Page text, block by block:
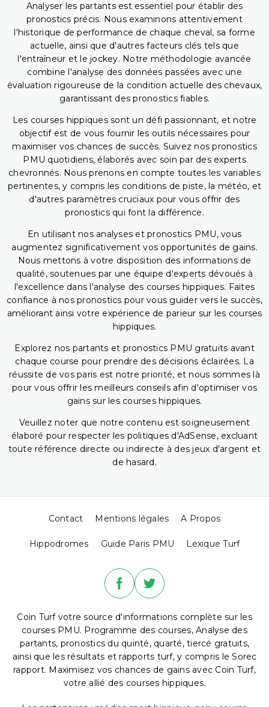
Analyser les partants est essentiel pour établir des
pronostics précis. Nous examinons attentivement
l'historique de performance de chaque cheval, sa forme
actuelle, ainsi que d'autres facteurs clés tels que
l'entraîneur et le jockey. Notre méthodologie avancée
combine l'analyse des données passées avec une
évaluation rigoureuse de la condition actuelle des chevaux,
garantissant des pronostics fiables.
Les courses hippiques sont un défi passionnant, et notre
objectif est de vous fournir les outils nécessaires pour
maximiser vos chances de succès. Suivez nos pronostics
PMU quotidiens, élaborés avec soin par des experts
chevronnés. Nous prenons en compte toutes les variables
pertinentes, y compris les conditions de piste, la météo, et
d'autres paramètres cruciaux pour vous offrir des
pronostics qui font la différence.
En utilisant nos analyses et pronostics PMU, vous
augmentez significativement vos opportunités de gains.
Nous mettons à votre disposition des informations de
qualité, soutenues par une équipe d'experts dévoués à
l'excellence dans l'analyse des courses hippiques. Faites
confiance à nos pronostics pour vous guider vers le succès,
améliorant ainsi votre expérience de parieur sur les courses
hippiques.
Explorez nos partants et pronostics PMU gratuits avant
chaque course pour prendre des décisions éclairées. La
réussite de vos paris est notre priorité, et nous sommes là
pour vous offrir les meilleurs conseils afin d'optimiser vos
gains sur les courses hippiques.
Veuillez noter que notre contenu est soigneusement
élaboré pour respecter les politiques d'AdSense, excluant
toute référence directe ou indirecte à des jeux d'argent et
de hasard.
Contact Mentions légales A Propos
Hippodromes Guide Paris PMU Lexique Turf
Coin Turf votre source d'informations complète sur les
courses PMU. Programme des courses, Analyse des
partants, pronostics du quinté, quarté, tiercé gratuits,
ainsi que les résultats et rapports turf, y compris le Sorec
rapport. Maximisez vos chances de gains avec Coin Turf,
votre allié des courses hippiques.